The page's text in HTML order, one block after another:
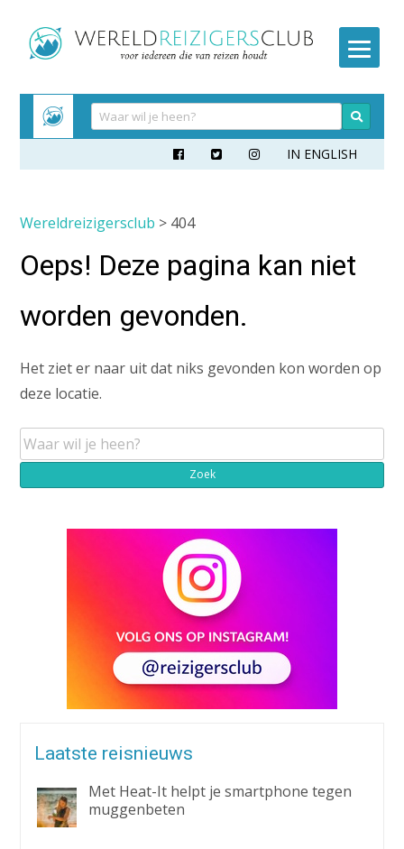
naar
inhoud
   IN ENGLISH
Wereldreizigersclub > 404
Oeps! Deze pagina kan niet
worden gevonden.
Het ziet er naar uit dat niks gevonden kon worden op
deze locatie.
Laatste reisnieuws
Met Heat-It helpt je smartphone tegen
muggenbeten